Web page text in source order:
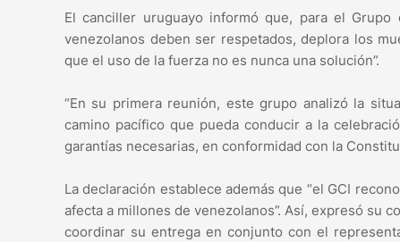
El canciller uruguayo informó que, para el
venezolanos deben ser respetados, deplora los
que el uso de la fuerza no es nunca una solución”.
“En su primera reunión, este grupo analizó la
camino pacífico que pueda conducir a la
garantías necesarias, en conformidad con la
La declaración establece además que “el GCI
afecta a millones de venezolanos”. Así, expresó su
coordinar su entrega en conjunto con el